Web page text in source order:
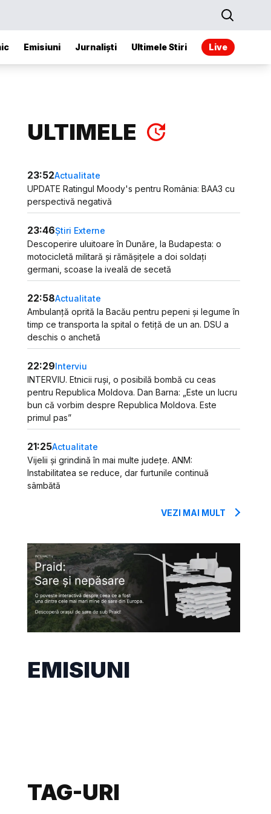
Emisiuni Jurnaliști Ultimele Stiri Live
ULTIMELE
23:52Actualitate
UPDATE Ratingul Moody's pentru România: BAA3 cu
perspectivă negativă
23:46Știri Externe
Descoperire uluitoare în Dunăre, la Budapesta: o
motocicletă militară și rămășițele a doi soldați
germani, scoase la iveală de secetă
22:58Actualitate
Ambulanță oprită la Bacău pentru pepeni și legume în
timp ce transporta la spital o fetiță de un an. DSU a
deschis o anchetă
22:29Interviu
INTERVIU. Etnicii ruși, o posibilă bombă cu ceas
pentru Republica Moldova. Dan Barna: „Este un lucru
bun că vorbim despre Republica Moldova. Este
primul pas”
21:25Actualitate
Vijelii și grindină în mai multe județe. ANM:
Instabilitatea se reduce, dar furtunile continuă
sâmbătă
VEZI MAI MULT
EMISIUNI
TAG-URI